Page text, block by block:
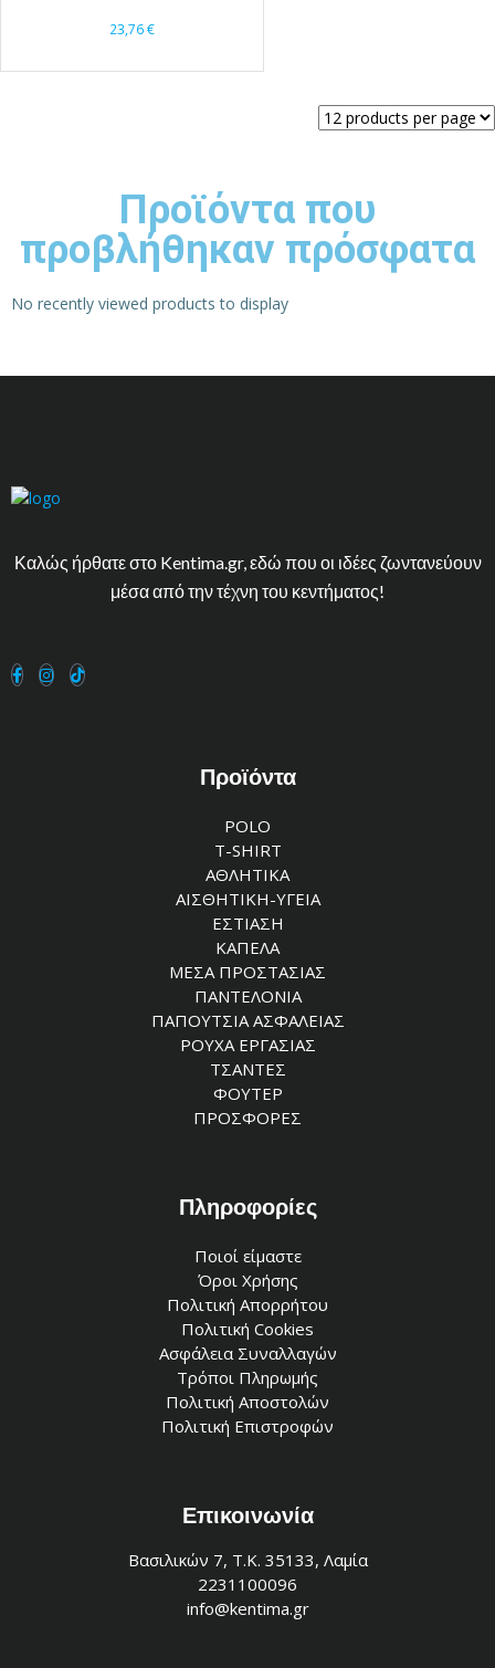
23,76€
Προϊόντα που
προβλήθηκαν πρόσφατα
No recently viewed products to display
Καλώς ήρθατε στο Kentima.gr, εδώ που οι ιδέες ζωντανεύουν
μέσα από την τέχνη του κεντήματος!
Προϊόντα
POLO
T-SHIRT
ΑΘΛΗΤΙΚΑ
ΑΙΣΘΗΤΙΚΗ-ΥΓΕΙΑ
ΕΣΤΙΑΣΗ
ΚΑΠΕΛΑ
ΜΕΣΑ ΠΡΟΣΤΑΣΙΑΣ
ΠΑΝΤΕΛΟΝΙΑ
ΠΑΠΟΥΤΣΙΑ ΑΣΦΑΛΕΙΑΣ
ΡΟΥΧΑ ΕΡΓΑΣΙΑΣ
ΤΣΑΝΤΕΣ
ΦΟΥΤΕΡ
ΠΡΟΣΦΟΡΕΣ
Πληροφορίες
Ποιοί είμαστε
Όροι Χρήσης
Πολιτική Απορρήτου
Πολιτική Cookies
Ασφάλεια Συναλλαγών
Τρόποι Πληρωμής
Πολιτική Αποστολών
Πολιτική Επιστροφών
Επικοινωνία
Βασιλικών 7, Τ.Κ. 35133, Λαμία
2231100096
info@kentima.gr